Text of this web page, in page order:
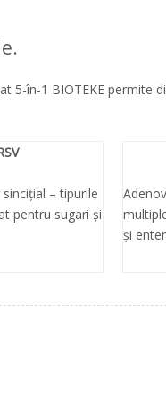
5-în-1 BIOTEKE permite
– tipurile
pentru sugari și
și